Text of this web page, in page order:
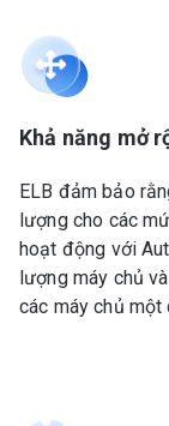
Khả năng mở
ELB đảm bảo
lượng cho các
hoạt động với
lượng máy chủ
các máy chủ một